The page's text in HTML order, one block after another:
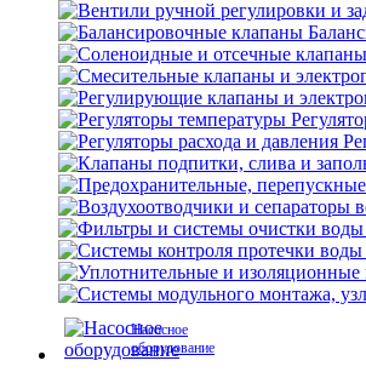
Насосное
оборудование